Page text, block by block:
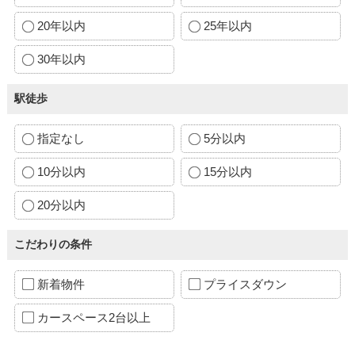
20年以内 25年以内
30年以内
駅徒歩
指定なし 5分以内
10分以内 15分以内
20分以内
こだわりの条件
新着物件 プライスダウン
カースペース2台以上